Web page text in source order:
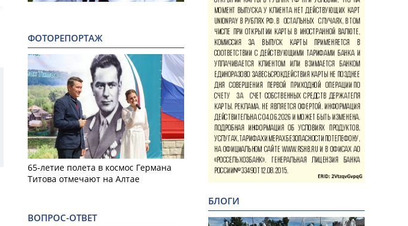
ФОТОРЕПОРТАЖ
65-летие полета в космос Германа
Титова отмечают на Алтае
ВОПРОС-ОТВЕТ
БЛОГИ